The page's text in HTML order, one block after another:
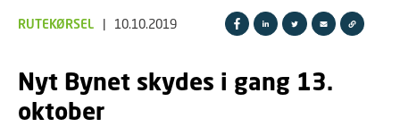
RUTEKØRSEL | 10.10.2019
Nyt Bynet skydes i gang 13.
oktober